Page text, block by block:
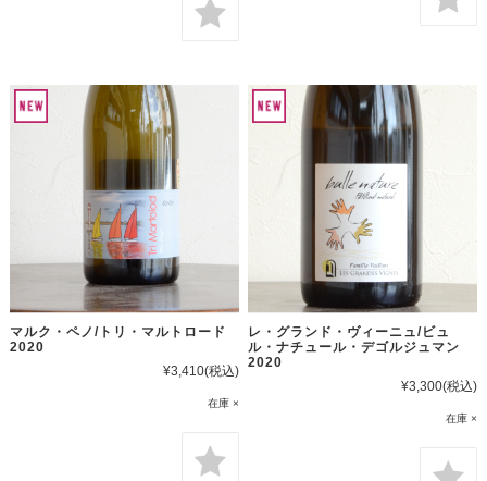
マルク・ペノ/トリ・マルトロード
2020
¥3,410(税込)
在庫 ×
レ・グランド・ヴィーニュ/ビュ
ル・ナチュール・デゴルジュマン
2020
¥3,300(税込)
在庫 ×